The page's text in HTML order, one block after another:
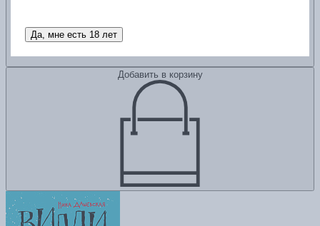
Добавить в корзину
Да, мне есть 18 лет